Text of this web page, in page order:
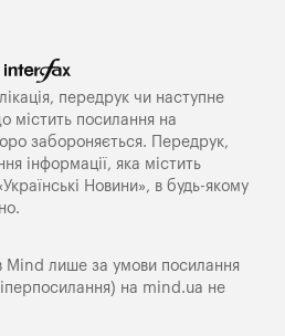
передрук чи наступне
мiстить посилання на
забороняється. Передрук,
інформації, яка містить
Новини», в будь-якому
Mind лише за умови посилання
на mind.ua не